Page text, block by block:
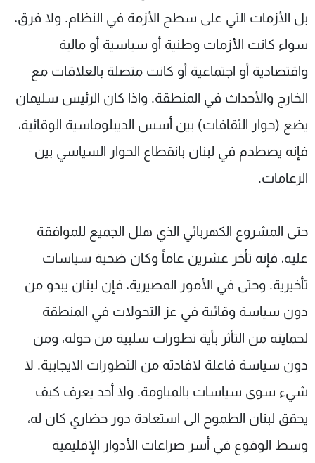
بل الأزمات التي على سطح الأزمة في النظام. ولا فرق،
سواء كانت الأزمات وطنية أو سياسية أو مالية
واقتصادية أو اجتماعية أو كانت متصلة بالعلاقات مع
الخارج والأحداث في المنطقة. واذا كان الرئيس سليمان
يضع (حوار الثقافات) بين أسس الديبلوماسية الوقائية،
فإنه يصطدم في لبنان بانقطاع الحوار السياسي بين
الزعامات.
حتى المشروع الكهربائي الذي هلل الجميع للموافقة
عليه، فإنه تأخر عشرين عاماً وكان ضحية سياسات
تأخيرية. وحتى في الأمور المصيرية، فإن لبنان يبدو من
دون سياسة وقائية في عز التحولات في المنطقة
لحمايته من التأثر بأية تطورات سلبية من حوله، ومن
دون سياسة فاعلة لافادته من التطورات الايجابية. لا
شيء سوى سياسات بالمياومة. ولا أحد يعرف كيف
يحقق لبنان الطموح الى استعادة دور حضاري كان له،
وسط الوقوع في أسر صراعات الأدوار الإقليمية